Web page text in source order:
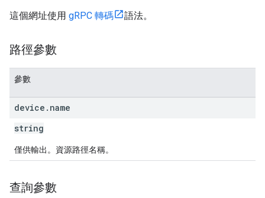
這個網址使用 gRPC 轉碼 語法。
路徑參數
參數
device . name
string
僅供輸出。資源路徑名稱。
查詢參數